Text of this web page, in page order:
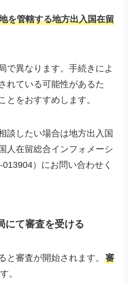
を管轄する地方出入国在留
で異なります。手続きによ
れている可能性があるた
とをおすすめします。
談したい場合は地方出入国
人在留総合インフォメーシ
）にお問い合わせく
にて審査を受ける
と審査が開始されます。審
。